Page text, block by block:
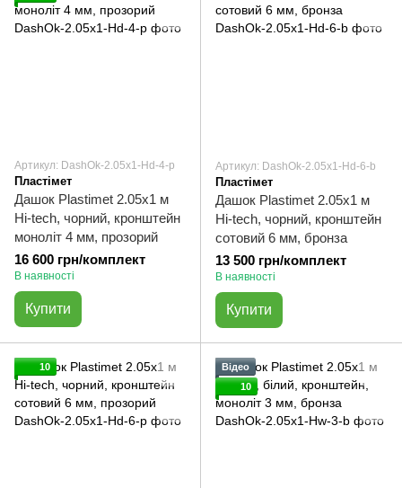
Артикул: DashOk-2.05x1-Hd-4-p
Пластімет
Дашок Plastimet 2.05x1 м
Hi-tech, чорний, кронштейн
моноліт 4 мм, прозорий
16 600 грн/комплект
В наявності
Купити
Артикул: DashOk-2.05x1-Hd-6-b
Пластімет
Дашок Plastimet 2.05x1 м
Hi-tech, чорний, кронштейн
сотовий 6 мм, бронза
13 500 грн/комплект
В наявності
Купити
10
Відео
10